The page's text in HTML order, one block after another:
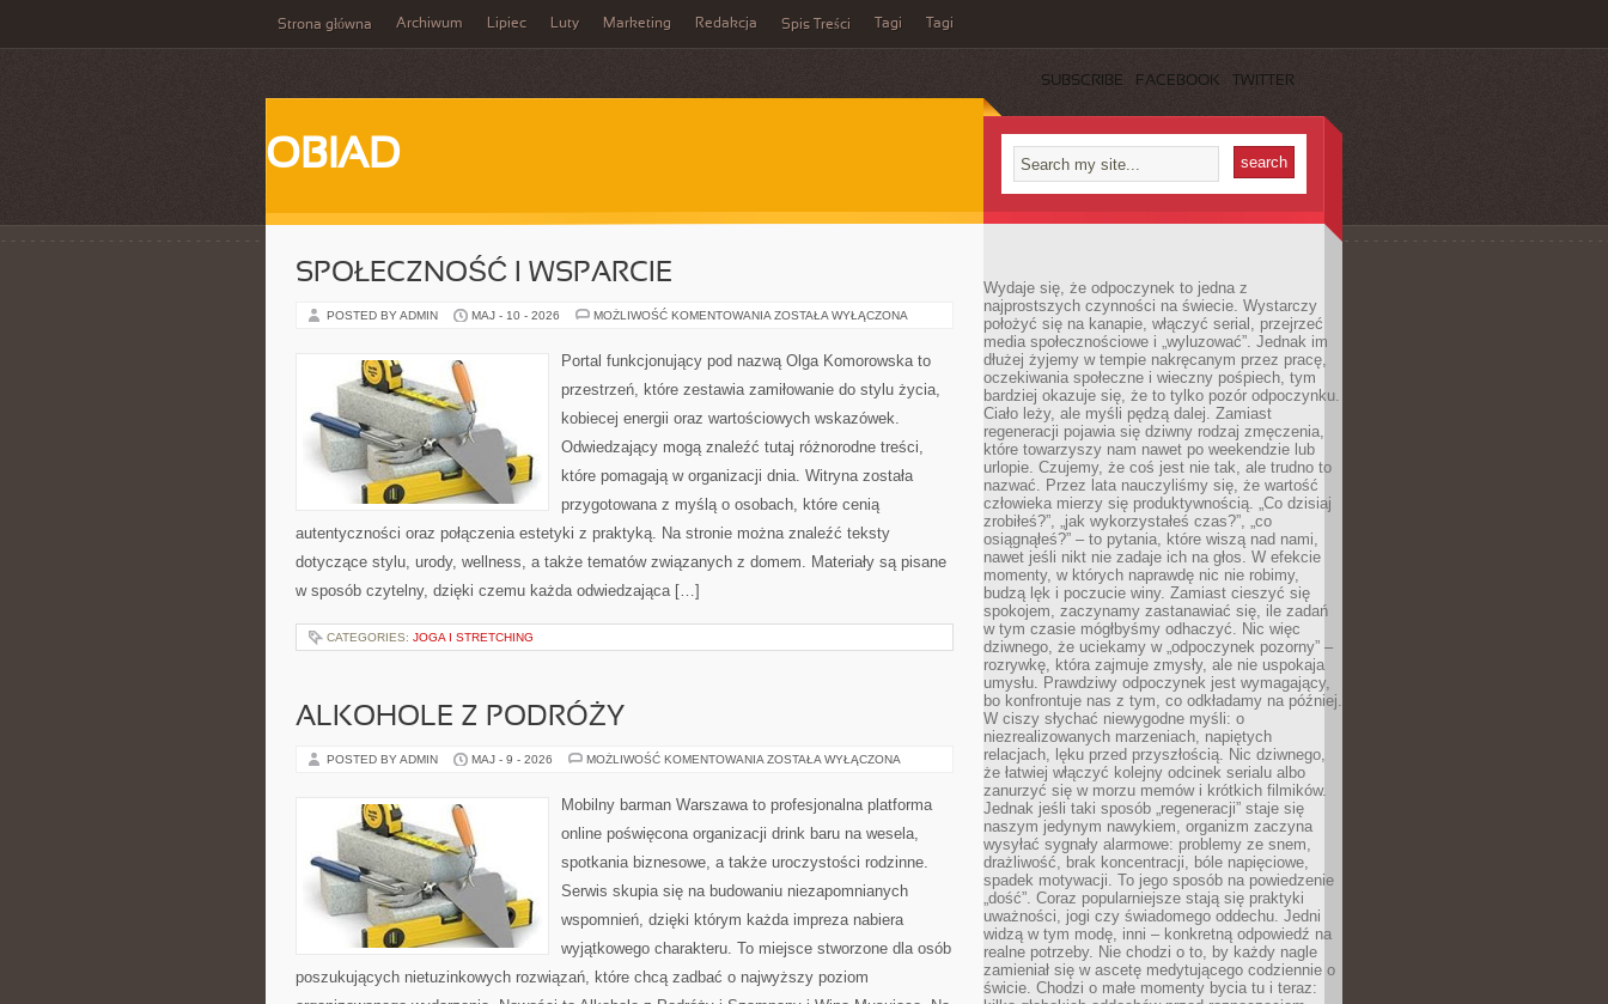
Strona główna Archiwum Lipiec Luty Marketing Redakcja Spis Treści Tagi Tagi
SUBSCRIBE FACEBOOK TWITTER
OBIAD
SPOŁECZNOŚĆ I WSPARCIE
POSTED BY ADMIN MAJ - 10 - 2026 MOŻLIWOŚĆ KOMENTOWANIA SPOŁECZNOŚĆ
ZOSTAŁA WYŁĄCZONA
Portal funkcjonujący pod nazwą Olga Komorowska to
przestrzeń, które zestawia zamiłowanie do stylu życia,
kobiecej energii oraz wartościowych wskazówek.
Odwiedzający mogą znaleźć tutaj różnorodne treści,
które pomagają w organizacji dnia. Witryna została
przygotowana z myślą o osobach, które cenią
autentyczności oraz połączenia estetyki z praktyką. Na stronie można znaleźć teksty
dotyczące stylu, urody, wellness, a także tematów związanych z domem. Materiały są pisane
w sposób czytelny, dzięki czemu każda odwiedzająca […]
CATEGORIES: JOGA I STRETCHING
ALKOHOLE Z PODRÓŻY
POSTED BY ADMIN MAJ - 9 - 2026 MOŻLIWOŚĆ KOMENTOWANIA ALKOHOLE
ZOSTAŁA WYŁĄCZONA
Mobilny barman Warszawa to profesjonalna platforma
online poświęcona organizacji drink baru na wesela,
spotkania biznesowe, a także uroczystości rodzinne.
Serwis skupia się na budowaniu niezapomnianych
wspomnień, dzięki którym każda impreza nabiera
wyjątkowego charakteru. To miejsce stworzone dla osób
poszukujących nietuzinkowych rozwiązań, które chcą zadbać o najwyższy poziom
Wydaje się, że odpoczynek to jedna z
najprostszych czynności na świecie. Wystarczy
położyć się na kanapie, włączyć serial, przejrzeć
media społecznościowe i „wyluzować”. Jednak im
dłużej żyjemy w tempie nakręcanym przez pracę,
oczekiwania społeczne i wieczny pośpiech, tym
bardziej okazuje się, że to tylko pozór odpoczynku.
Ciało leży, ale myśli pędzą dalej. Zamiast
regeneracji pojawia się dziwny rodzaj zmęczenia,
które towarzyszy nam nawet po weekendzie lub
urlopie. Czujemy, że coś jest nie tak, ale trudno to
nazwać. Przez lata nauczyliśmy się, że wartość
człowieka mierzy się produktywnością. „Co dzisiaj
zrobiłeś?”, „jak wykorzystałeś czas?”, „co
osiągnąłeś?” – to pytania, które wiszą nad nami,
nawet jeśli nikt nie zadaje ich na głos. W efekcie
momenty, w których naprawdę nic nie robimy,
budzą lęk i poczucie winy. Zamiast cieszyć się
spokojem, zaczynamy zastanawiać się, ile zadań
w tym czasie mógłbyśmy odhaczyć. Nic więc
dziwnego, że uciekamy w „odpoczynek pozorny” –
rozrywkę, która zajmuje zmysły, ale nie uspokaja
umysłu. Prawdziwy odpoczynek jest wymagający,
bo konfrontuje nas z tym, co odkładamy na później.
W ciszy słychać niewygodne myśli: o
niezrealizowanych marzeniach, napiętych
relacjach, lęku przed przyszłością. Nic dziwnego,
że łatwiej włączyć kolejny odcinek serialu albo
zanurzyć się w morzu memów i krótkich filmików.
Jednak jeśli taki sposób „regeneracji” staje się
naszym jedynym nawykiem, organizm zaczyna
wysyłać sygnały alarmowe: problemy ze snem,
drażliwość, brak koncentracji, bóle napięciowe,
spadek motywacji. To jego sposób na powiedzenie
„dość”. Coraz popularniejsze stają się praktyki
uważności, jogi czy świadomego oddechu. Jedni
widzą w tym modę, inni – konkretną odpowiedź na
realne potrzeby. Nie chodzi o to, by każdy nagle
zamieniał się w ascetę medytującego codziennie o
świcie. Chodzi o małe momenty bycia tu i teraz: